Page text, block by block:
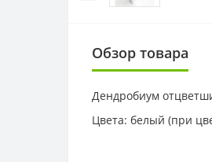
Обзор товара
Дендробиум
Цвета: белый (при